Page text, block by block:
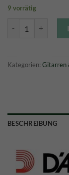
9 vorrätig
Kategorien: Gitarren
BESCHREIBUNG